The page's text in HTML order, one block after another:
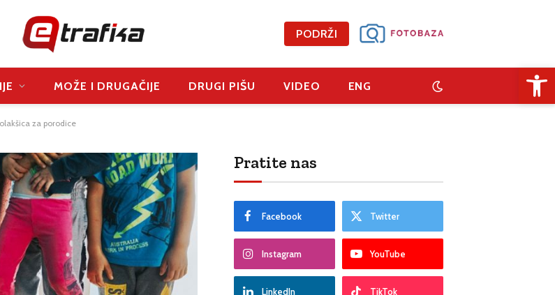
PODRŽI
MOŽE I DRUGAČIJE DRUGI PIŠU VIDEO ENG
za porodice
Pratite nas
Facebook Twitter
Instagram YouTube
LinkedIn TikTok